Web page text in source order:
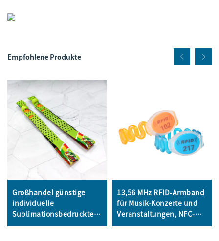
Empfohlene Produkte
Großhandel günstige
individuelle
Sublimationsbedruckte
elastische Festival-
13,56 MHz RFID-Armband
für Musik-Konzerte und
Veranstaltungen, NFC-
Stoffgewebe-Armbänder